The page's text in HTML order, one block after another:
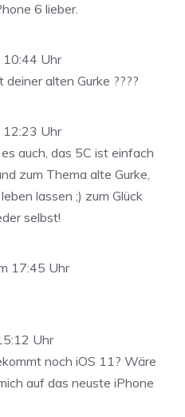
6 lieber.
10:44 Uhr
deiner alten Gurke ????
12:23 Uhr
auch, das 5C ist einfach
zum Thema alte Gurke,
lassen ;) zum Glück
selbst!
17:45 Uhr
Uhr
noch iOS 11? Wäre
auf das neuste iPhone